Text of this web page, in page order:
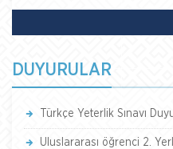
DUYURULAR
Türkçe Yeterlik Sınavı
Uluslararası öğrenci 2.